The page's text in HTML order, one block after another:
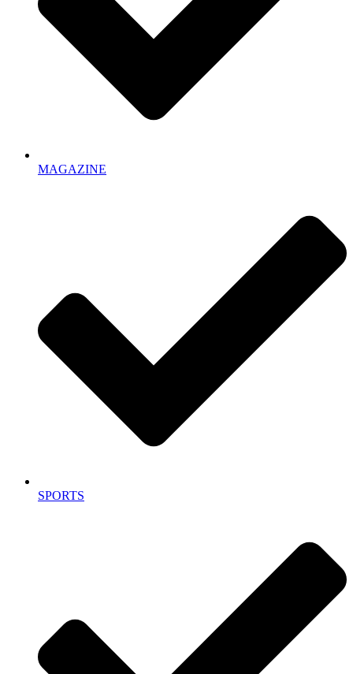
MAGAZINE
SPORTS